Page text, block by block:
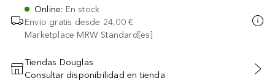
Online: En stock
Envío gratis desde 24,00 €
Marketplace MRW Standard[es]
AÑADIR AL CARRITO
Tiendas Douglas
Consultar disponibilidad en tienda